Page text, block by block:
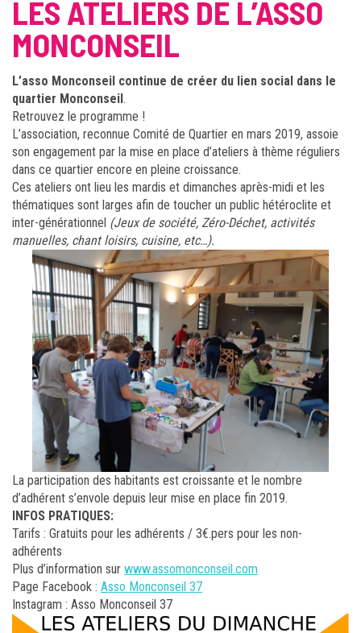
LES ATELIERS DE L’ASSO
MONCONSEIL
L’asso Monconseil continue de créer du lien social dans le
quartier Monconseil.
Retrouvez le programme !
L’association, reconnue Comité de Quartier en mars 2019, assoie
son engagement par la mise en place d’ateliers à thème réguliers
dans ce quartier encore en pleine croissance.
Ces ateliers ont lieu les mardis et dimanches après-midi et les
thématiques sont larges afin de toucher un public hétéroclite et
inter-générationnel (Jeux de société, Zéro-Déchet, activités
manuelles, chant loisirs, cuisine, etc…).
La participation des habitants est croissante et le nombre
d’adhérent s’envole depuis leur mise en place fin 2019.
INFOS PRATIQUES:
Tarifs : Gratuits pour les adhérents / 3€.pers pour les non-
adhérents
Plus d’information sur www.assomonconseil.com
Page Facebook : Asso Monconseil 37
Instagram : Asso Monconseil 37